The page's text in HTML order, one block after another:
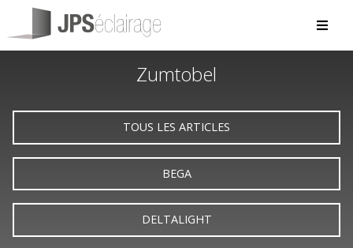
Zumtobel
TOUS LES ARTICLES
BEGA
DELTALIGHT